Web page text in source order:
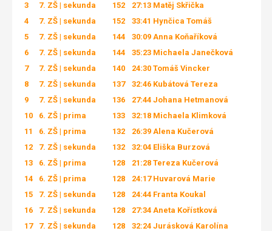
3
7. ZŠ | sekunda 152 27:13 Matěj Skřička
4
7. ZŠ | sekunda 152 33:41 Hynčica Tomáš
5
7. ZŠ | sekunda 144 30:09 Anna Koňaříková
6
7. ZŠ | sekunda 144 35:23 Michaela Janečková
7
7. ZŠ | sekunda 140 24:30 Tomáš Vincker
8
7. ZŠ | sekunda 137 32:46 Kubátová Tereza
9
7. ZŠ | sekunda 136 27:44 Johana Hetmanová
10
6. ZŠ | prima 133 32:18 Michaela Klimková
11
6. ZŠ | prima 132 26:39 Alena Kučerová
12
7. ZŠ | sekunda 132 32:04 Eliška Burzová
13
6. ZŠ | prima 128 21:28 Tereza Kučerová
14
6. ZŠ | prima 128 24:17 Huvarová Marie
15
7. ZŠ | sekunda 128 24:44 Franta Koukal
16
7. ZŠ | sekunda 128 27:34 Aneta Kořístková
17
7. ZŠ | sekunda 128 32:24 Jurásková Karolína